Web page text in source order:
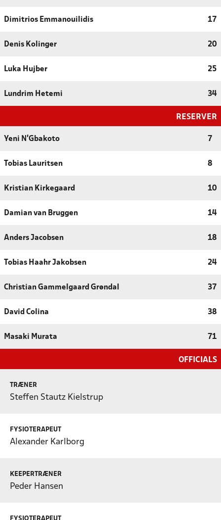
Dimitrios Emmanouilidis 17
Denis Kolinger 20
Luka Hujber 25
Lundrim Hetemi 34
RESERVER
Yeni N'Gbakoto 7
Tobias Lauritsen 8
Kristian Kirkegaard 10
Damian van Bruggen 14
Anders Jacobsen 18
Tobias Haahr Jakobsen 24
Christian Gammelgaard Grøndal 37
David Colina 38
Masaki Murata 71
OFFICIALS
TRÆNER
Steffen Stautz Kielstrup
FYSIOTERAPEUT
Alexander Karlborg
KEEPERTRÆNER
Peder Hansen
FYSIOTERAPEUT